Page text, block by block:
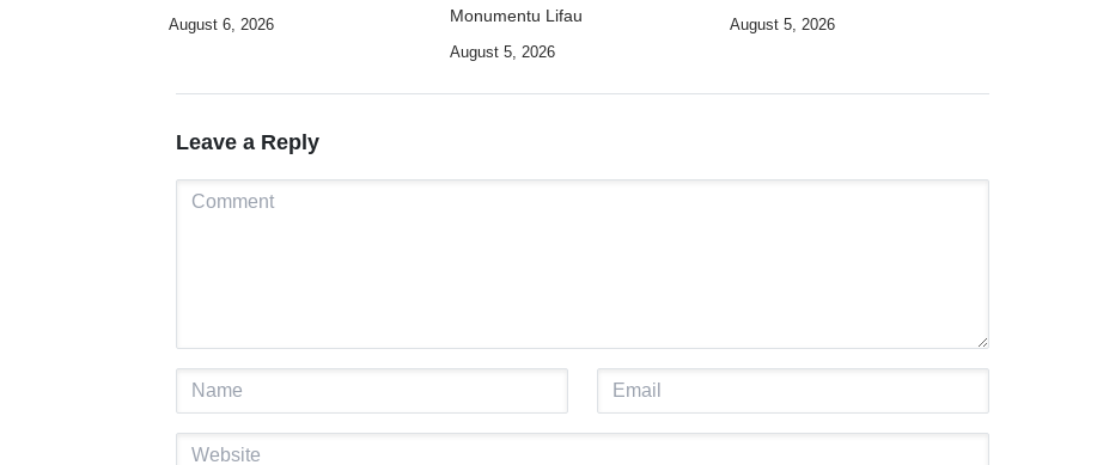
August 6, 2026
Monumentu Lifau
August 5, 2026
August 5, 2026
Leave a Reply